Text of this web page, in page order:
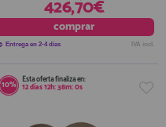
426,70€
comprar
Entrega en 2-4 días IVA incl.
10% Esta oferta finaliza en:
12días12h:38m:0s